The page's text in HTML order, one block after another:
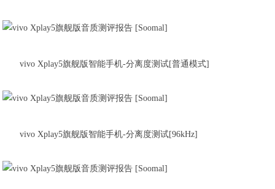
vivo Xplay5旗舰版智能手机-分离度测试[普通模式]
vivo Xplay5旗舰版智能手机-分离度测试[96kHz]